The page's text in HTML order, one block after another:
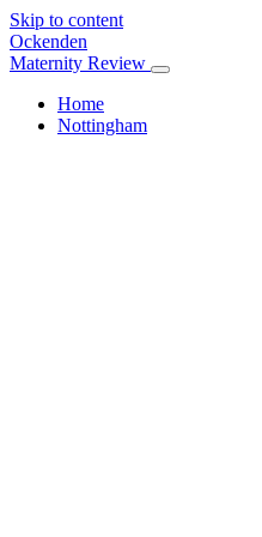
Skip to content
Ockenden
Maternity Review
Home
Nottingham